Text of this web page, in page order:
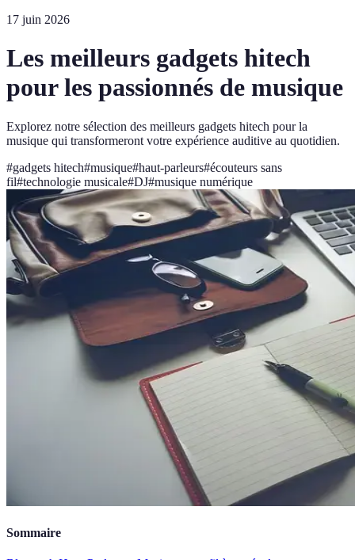
17 juin 2026
Les meilleurs gadgets hitech
pour les passionnés de musique
Explorez notre sélection des meilleurs gadgets hitech pour la
musique qui transformeront votre expérience auditive au quotidien.
#gadgets hitech#musique#haut-parleurs#écouteurs sans
fil#technologie musicale#DJ#musique numérique
Sommaire